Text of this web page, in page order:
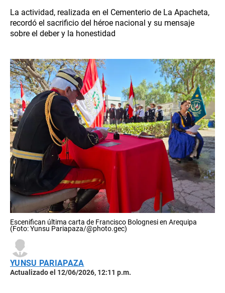
La actividad, realizada en el Cementerio de La Apacheta,
recordó el sacrificio del héroe nacional y su mensaje
sobre el deber y la honestidad
Escenifican última carta de Francisco Bolognesi en Arequipa
(Foto: Yunsu Pariapaza/@photo.gec)
YUNSU PARIAPAZA
Actualizado el 12/06/2026, 12:11 p.m.